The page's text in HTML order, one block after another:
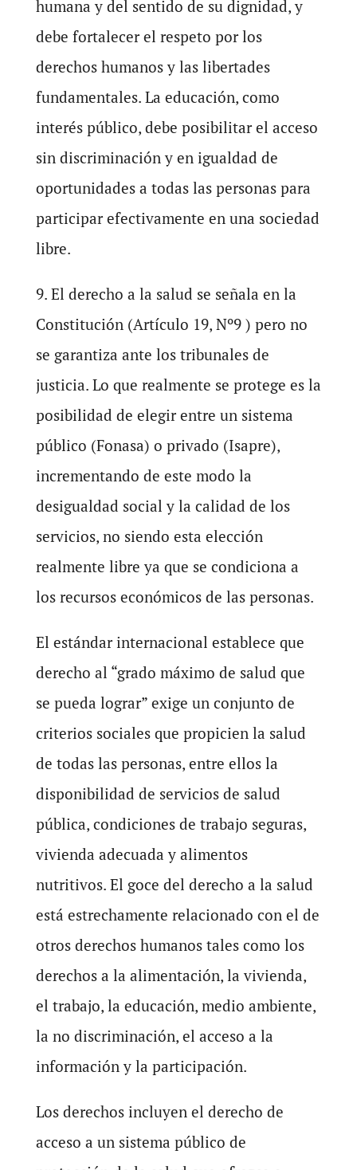
humana y del sentido de su dignidad, y
debe fortalecer el respeto por los
derechos humanos y las libertades
fundamentales. La educación, como
interés público, debe posibilitar el acceso
sin discriminación y en igualdad de
oportunidades a todas las personas para
participar efectivamente en una sociedad
libre.
9. El derecho a la salud se señala en la
Constitución (Artículo 19, Nº9 ) pero no
se garantiza ante los tribunales de
justicia. Lo que realmente se protege es la
posibilidad de elegir entre un sistema
público (Fonasa) o privado (Isapre),
incrementando de este modo la
desigualdad social y la calidad de los
servicios, no siendo esta elección
realmente libre ya que se condiciona a
los recursos económicos de las personas.
El estándar internacional establece que
derecho al “grado máximo de salud que
se pueda lograr” exige un conjunto de
criterios sociales que propicien la salud
de todas las personas, entre ellos la
disponibilidad de servicios de salud
pública, condiciones de trabajo seguras,
vivienda adecuada y alimentos
nutritivos. El goce del derecho a la salud
está estrechamente relacionado con el de
otros derechos humanos tales como los
derechos a la alimentación, la vivienda,
el trabajo, la educación, medio ambiente,
la no discriminación, el acceso a la
información y la participación.
Los derechos incluyen el derecho de
acceso a un sistema público de